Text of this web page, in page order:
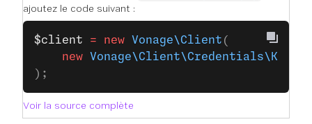
ajoutez le code suivant :
$client = new Vonage\Client (
    new
);
Voir la source complète